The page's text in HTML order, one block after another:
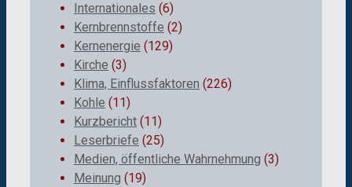
Internationales (6)
Kernbrennstoffe (2)
Kernenergie (129)
Kirche (3)
Klima, Einflussfaktoren (226)
Kohle (11)
Kurzbericht (11)
Leserbriefe (25)
Medien, öffentliche Wahrnehmung (3)
Meinung (19)